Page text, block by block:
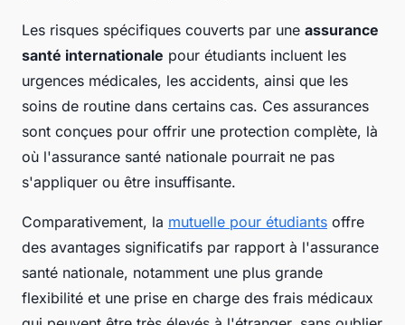
Les risques spécifiques couverts par une assurance
santé internationale pour étudiants incluent les
urgences médicales, les accidents, ainsi que les
soins de routine dans certains cas. Ces assurances
sont conçues pour offrir une protection complète, là
où l'assurance santé nationale pourrait ne pas
s'appliquer ou être insuffisante.
Comparativement, la mutuelle pour étudiants offre
des avantages significatifs par rapport à l'assurance
santé nationale, notamment une plus grande
flexibilité et une prise en charge des frais médicaux